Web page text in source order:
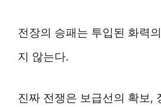
전장의 승패는 투입된 화력
지 않는다.
진짜 전쟁은 보급선의 확보,